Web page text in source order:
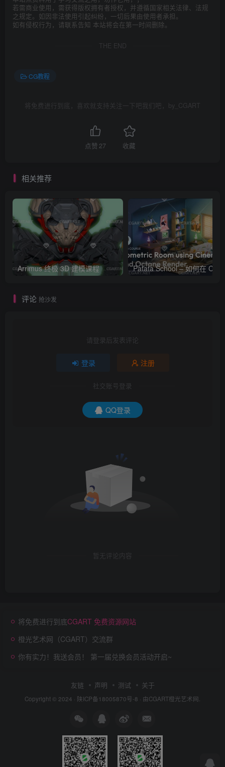
若需商业使用，需获得版权拥有者授权，并遵循国家相关法律、法规
之规定。如因非法使用引起纠纷，一切后果由使用者承担。
如有侵权行为，请联系告知 本站将会在第一时间删除。
THE END
CG教程
将免费进行到底，喜欢就支持关注一下吧我们吧，by_CGART
点赞27 收藏
相关推荐
Arrimus 终极 3D 建模课程
评论 抢沙发
请登录后发表评论
登录 注册
社交账号登录
QQ登录
暂无评论内容
将免费进行到底CGART 免费资源网站
橙光艺术网（CGART）交流群
你有实力！我送会员！ 第一届兑换会员活动开启~
友链 声明 测试 关于
Copyright © 2024 · 陕ICP备18005870号-8 · 由CGART橙光艺术网.